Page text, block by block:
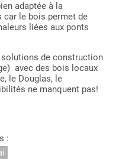
adaptée à la
le bois permet de
liées aux ponts
de construction
avec des bois locaux
le Douglas, le
ne manquent pas!
: